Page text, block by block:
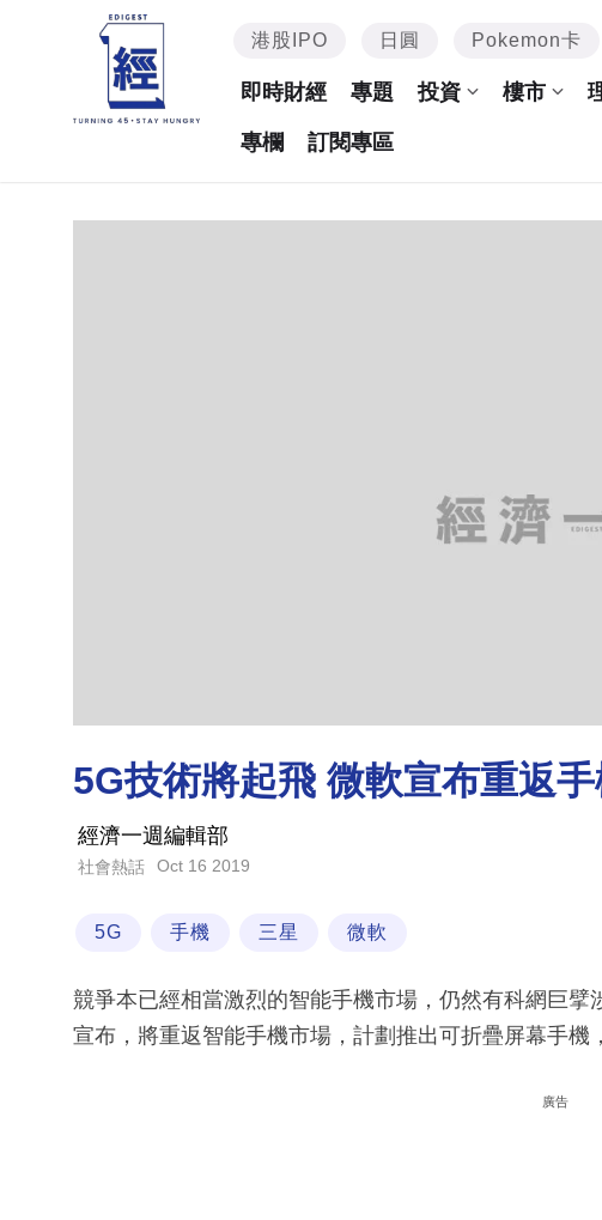
港股IPO 日圓 Pokemon卡
即時財經 專題 投資 樓市
專欄 訂閱專區
5G技術將起飛 微軟宣布重返
經濟一週編輯部
社會熱話 Oct 16 2019
5G 手機 三星 微軟
競爭本已經相當激烈的智能手機市場，仍然有科網巨擘
宣布，將重返智能手機市場，計劃推出可折疊屏幕手機
廣告